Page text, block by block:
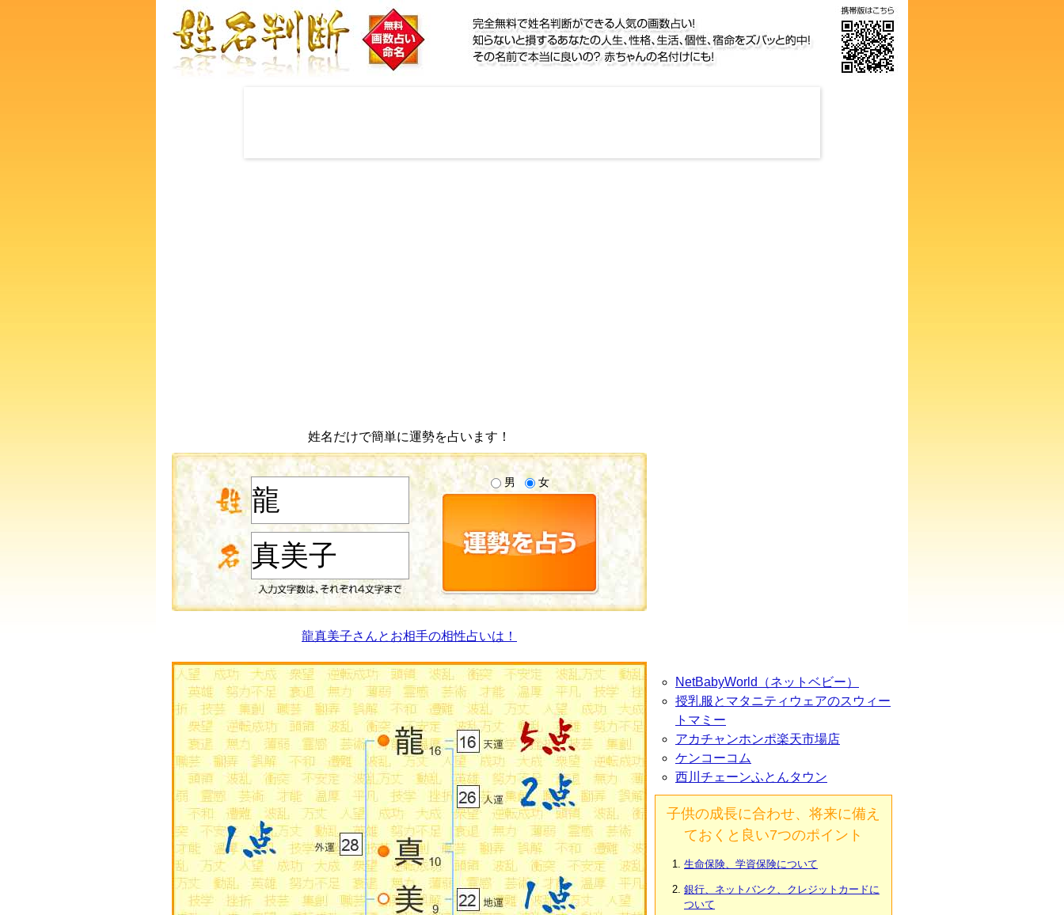
姓名だけで簡単に運勢を占います！
男 女
龍真美子さんとお相手の相性占いは！
NetBabyWorld（ネットベビー）
授乳服とマタニティウェアのスウィー
トマミー
アカチャンホンポ楽天市場店
ケンコーコム
西川チェーンふとんタウン
子供の成長に合わせ、将来に備え
ておくと良い7つのポイント
生命保険、学資保険について
銀行、ネットバンク、クレジットカードに
ついて